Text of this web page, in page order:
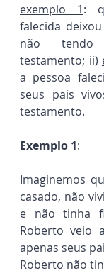
exemplo 1:
falecida
não tendo
testamento; ii)
a pessoa
seus pais
testamento.
Exemplo 1:
Imaginemos
casado, não
e não tinha
Roberto veio
apenas seus
Roberto não